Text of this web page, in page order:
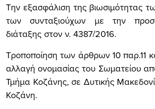
Την εξασφάλιση της βιωσιμότητας
των συνταξιούχων με την
διάταξης στον ν. 4387/2016.
Τροποποίηση των άρθρων 10 παρ.11
αλλαγή ονομασίας του Σωματείου
Τμήμα Κοζάνης, σε Δυτικής
Κοζάνη.